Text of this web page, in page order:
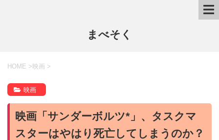
まべそく
HOME > 映画 >
映画
映画「サンダーボルツ*」、タスクマ
スターはやはり死亡してしまうのか？